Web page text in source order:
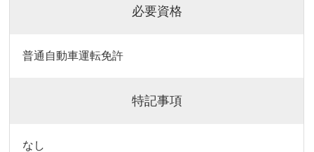
必要資格
普通自動車運転免許
特記事項
なし